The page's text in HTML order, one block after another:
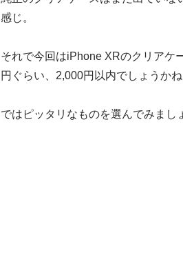
感じ。
それで今回はiPhone XRのクリアケ
円ぐらい、2,000円以内でしょうかね
ではピッタリなものを選んでみまし